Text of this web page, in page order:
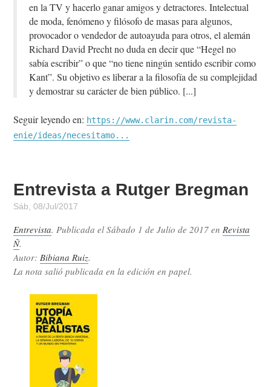
en la TV y hacerlo ganar amigos y detractores. Intelectual
de moda, fenómeno y filósofo de masas para algunos,
provocador o vendedor de autoayuda para otros, el alemán
Richard David Precht no duda en decir que “Hegel no
sabía escribir” o que “no tiene ningún sentido escribir como
Kant”. Su objetivo es liberar a la filosofía de su complejidad
y demostrar su carácter de bien público.
Seguir leyendo en: https://www.clarin.com/revista-
enie/ideas/necesitamo...
Entrevista a Rutger Bregman
Sáb, 08/Jul/2017
Entrevista. Publicada elSábado 1 de Julio de 2017 enRevista
Ñ.
Autor:Bibiana Ruiz.
La nota salió publicada en la edición en papel.